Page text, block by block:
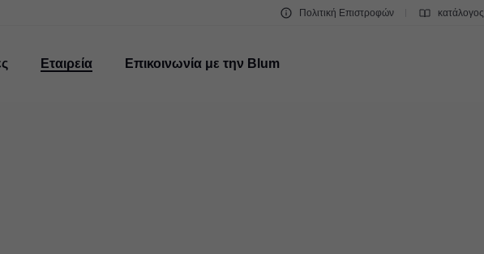
Πολιτική Επιστροφών κατάλογος
Εταιρεία Επικοινωνία με την Blum